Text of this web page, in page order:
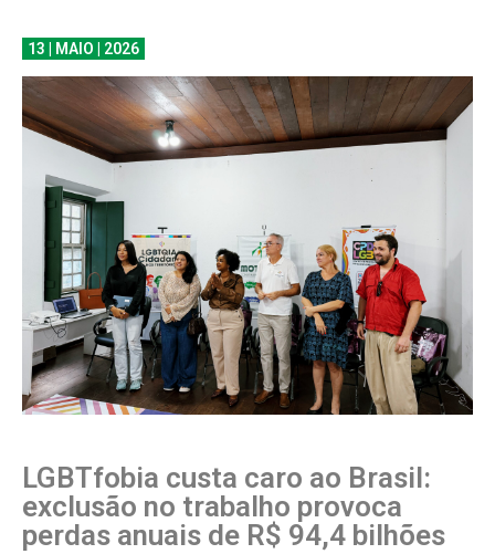
13 | MAIO | 2026
LGBTfobia custa caro ao Brasil:
exclusão no trabalho provoca
perdas anuais de R$ 94,4 bilhões